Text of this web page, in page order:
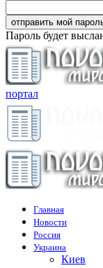
Пароль будет
портал
Главная
Новости
Россия
Украина
Киев